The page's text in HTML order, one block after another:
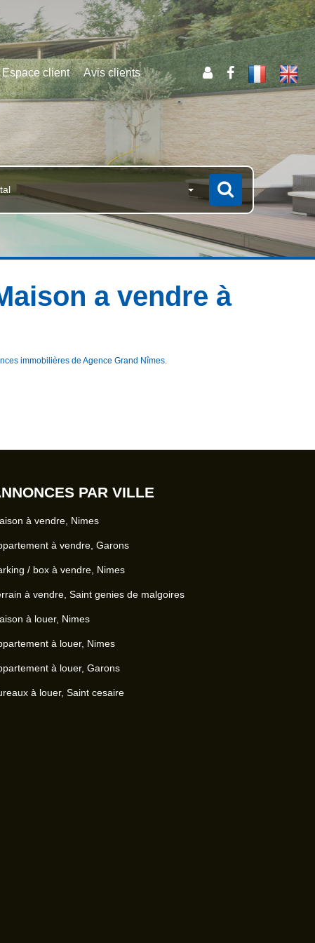
Espace client Avis clients
a vendre à
immobilières de Agence Grand Nîmes.
PAR VILLE
à vendre, Nimes
à vendre, Garons
/ box à vendre, Nimes
à vendre, Saint genies de malgoires
à louer, Nimes
à louer, Nimes
à louer, Garons
à louer, Saint cesaire